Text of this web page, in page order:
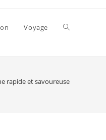
Voyage Toggle
rapide et savoureuse